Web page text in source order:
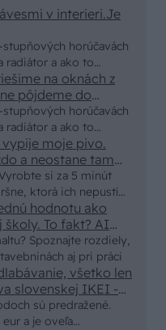
horúčavách
radiátor a ako to
v interieri.Je
horúčavách
radiátor a ako to
na oknách z
pôjdeme do
markízy
idú okolo 100
si za 5 minút
ktorá ich nepustí
moje pivo.
a neostane tam
moc efektivne.
Spoznajte rozdiely,
aj pri práci
hodnotu ako
fakt? AI
schnutia tak 15
A rozdiel
sú predražené.
a je oveľa
všetko len
slovenskej IKEI -
nedal veľa námahy s
No lepšie než